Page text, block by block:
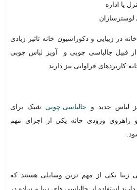
یا اداره
لوسترسازان
در زیبایی و دکوراسیون خانه تاثیر زیادی
از قبیل جالباسی چوبی و آویز لباس چوبی
کاربردهای فراوانی نیز دارند.
لباس جدید و جالباسی چوبی شیک برای
راهروی ورودی خانه یکی از اجزای مهم
زیبا یکی از مهم ترین وسایلی هستند که